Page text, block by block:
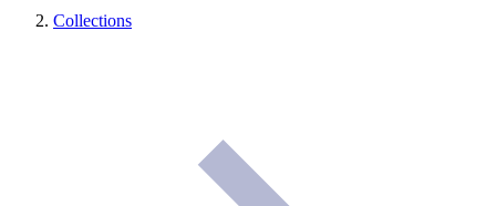
Collections